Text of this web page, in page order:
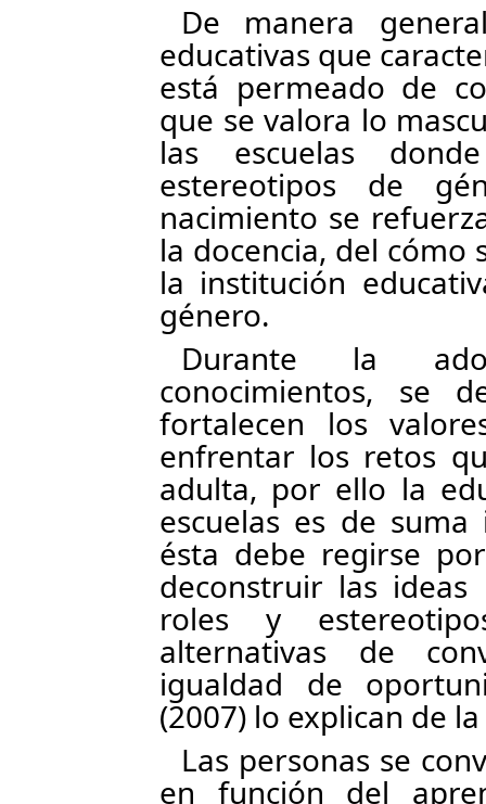
De manera
educativas que
está permeado de
que se valora lo
las escuelas
estereotipos de
nacimiento se
la docencia, del cómo
la institución
género.
Durante la
conocimientos, se
fortalecen los
enfrentar los retos
adulta, por ello la
escuelas es de
ésta debe regirse
deconstruir las ideas
roles y
alternativas de
igualdad de
(2007) lo explican de
Las personas se
en función del